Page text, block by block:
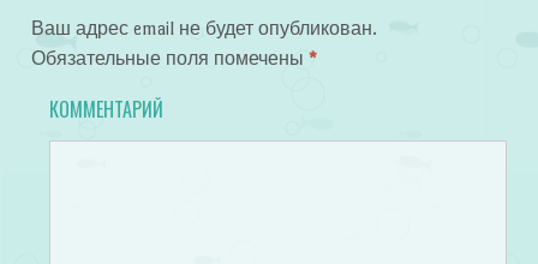
Ваш адрес email не будет опубликован.
Обязательные поля помечены *
КОММЕНТАРИЙ